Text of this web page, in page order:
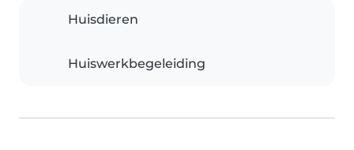
Huisdieren
Huiswerkbegeleiding